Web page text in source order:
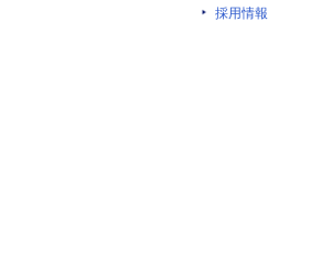
採用情報